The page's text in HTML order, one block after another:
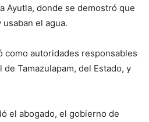
Ayutla, donde se demostró que
el agua.
como autoridades responsables
Tamazulapam, del Estado, y
el abogado, el gobierno de